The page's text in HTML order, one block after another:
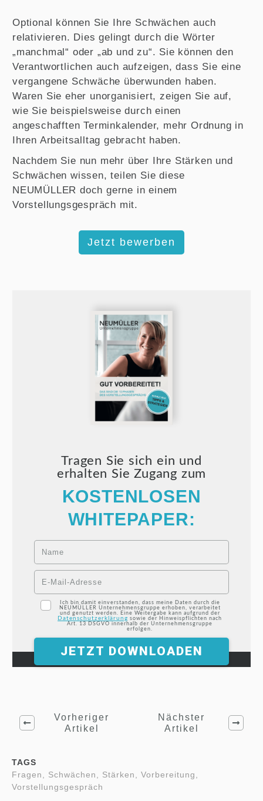
Optional können Sie Ihre Schwächen auch
relativieren. Dies gelingt durch die Wörter
„manchmal“ oder „ab und zu“. Sie können den
Verantwortlichen auch aufzeigen, dass Sie eine
vergangene Schwäche überwunden haben.
Waren Sie eher unorganisiert, zeigen Sie auf,
wie Sie beispielsweise durch einen
angeschafften Terminkalender, mehr Ordnung in
Ihren Arbeitsalltag gebracht haben.
Nachdem Sie nun mehr über Ihre Stärken und
Schwächen wissen, teilen Sie diese
NEUMÜLLER doch gerne in einem
Vorstellungsgespräch mit.
Jetzt bewerben
Tragen Sie sich ein und
erhalten Sie Zugang zum
KOSTENLOSEN
WHITEPAPER:
Ich bin damit einverstanden, dass meine Daten durch die
NEUMÜLLER Unternehmensgruppe erhoben, verarbeitet
und genutzt werden. Eine Weitergabe kann aufgrund der
Datenschutzerklärung sowie der Hinweispflichten nach
Art. 13 DSGVO innerhalb der Unternehmensgruppe
erfolgen.
JETZT DOWNLOADEN
Vorheriger
Artikel
Nächster
Artikel
TAGS
Fragen, Schwächen, Stärken, Vorbereitung,
Vorstellungsgespräch